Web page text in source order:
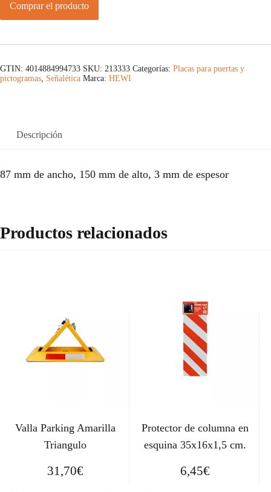
Comprar el producto
GTIN: 4014884994733 SKU: 213333 Categorías: Placas para puertas y
pictogramas, Señalética Marca: HEWI
Descripción
87 mm de ancho, 150 mm de alto, 3 mm de espesor
Productos relacionados
Valla Parking Amarilla
Triangulo
31,70€
Protector de columna en
esquina 35x16x1,5 cm.
6,45€